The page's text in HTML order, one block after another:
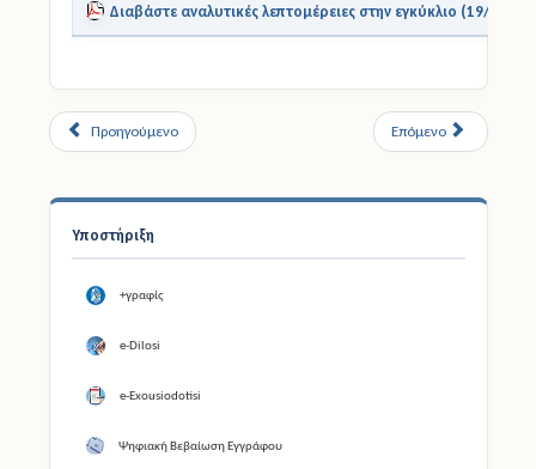
Υποστήριξη
+γραφίς
e-Dilosi
e-Exousiodotisi
Ψηφιακή Βεβαίωση Εγγράφου
Διαβάστε αναλυτικές λεπτομέρειες στην εγκύκλιο (19/5/
Προηγούμενο Επόμενο